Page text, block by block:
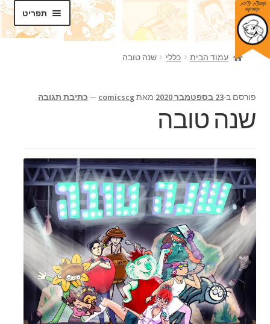
דלג
לניווט
לדלג
לתוכן
תפריט
חנות
תפריט
הילד
אודותינו
צרו קשר
עמוד הבית כללי שנה טובה
פורסם ב-23 בספטמבר 2020 מאתcomicscg
— כתיבת תגובה
שנה טובה